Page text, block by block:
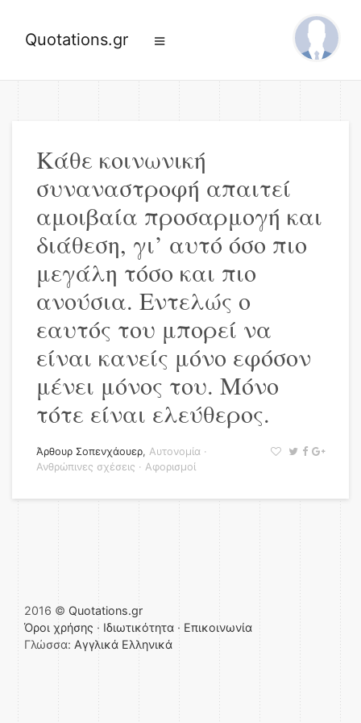
Quotations.gr
Κάθε κοινωνική
συναναστροφή απαιτεί
αμοιβαία προσαρμογή και
διάθεση, γι’ αυτό όσο πιο
μεγάλη τόσο και πιο
ανούσια. Εντελώς ο
εαυτός του μπορεί να
είναι κανείς μόνο εφόσον
μένει μόνος του. Μόνο
τότε είναι ελεύθερος.
Άρθουρ Σοπενχάουερ, Αυτονομία ·
Ανθρώπινες σχέσεις · Αφορισμοί
2016 © Quotations.gr
Όροι χρήσης · Ιδιωτικότητα · Επικοινωνία
Γλώσσα: Αγγλικά Ελληνικά